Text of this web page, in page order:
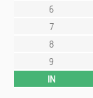
6
7
8
9
IN